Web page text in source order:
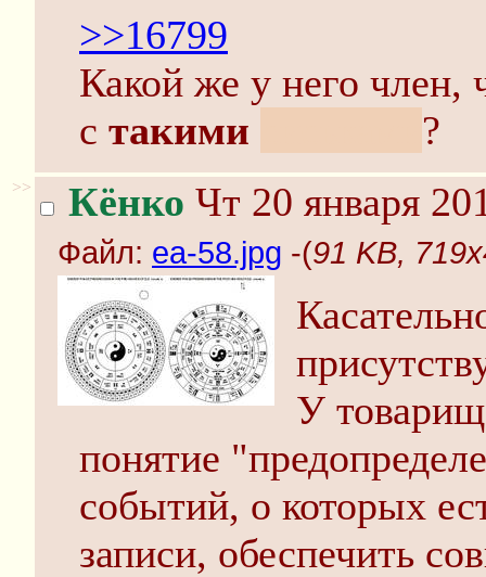
>>16799
Какой же у него член,
с такими ?
>> Кёнко Чт 20 января
Файл: ea-58.jpg -(91 KB,
У
понятие
событий, о которых
записи, обеспечить